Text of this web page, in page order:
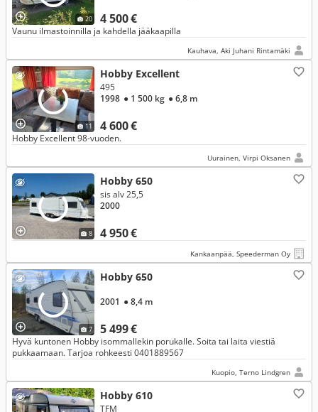
20 4 500 €
Vaunu ilmastoinnilla ja kahdella jääkaapilla
Kauhava, Aki Juhani Rintamäki
11
Hobby Excellent
4 600 €
495
1998 ● 1 500 kg ● 6,8 m
Hobby Excellent 98-vuoden.
Uurainen, Virpi Oksanen
8
Hobby 650
4 950 €
sis alv 25,5
2000
Kankaanpää, Speederman Oy
7
Hobby 650
5 499 €
2001 ● 8,4 m
Hyvä kuntonen Hobby isommallekin porukalle. Soita tai laita viestiä
pukkaamaan. Tarjoa rohkeesti 0401889567
Kuopio, Terno Lindgren
Hobby 610
TFM